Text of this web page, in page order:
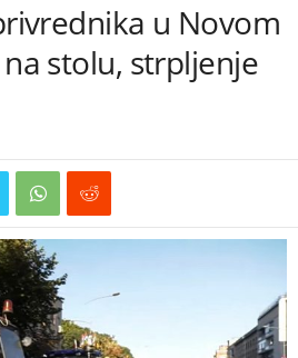
u Novom
stolu, strpljenje